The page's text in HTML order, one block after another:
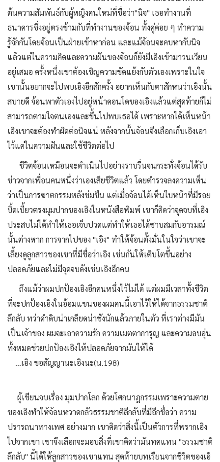
ต้นความสัมพันธ์กับผู้หญิงคนใหม่ที่ชื่อว่า"นิจ" เธอทำงานที่
ธนาคารซึ่งอยู่ตรงข้ามกับที่ทำงานของจ้อน ทั้งคู่ค่อย ๆ ทำความ
รู้จักกันโดยจ้อนเป็นฝ่ายเข้าหาก่อน และแม้จ้อนจะคบหากับนิจ
แล้วแต่ในความคิดและความฝันของจ้อนก็ยังมีเอิงเข้ามาวนเวียน
อยู่เสมอ ครั้งหนึ่งเขาต้องเชิญความขัดแย้งกับตัวเองเพราะในใจ
เขานั้นอยากจะไปพบเอิงอีกสักครั้ง อยากเห็นกับตาสักหนว่าเอิงนั้น
สบายดี จ้อนพาตัวเองไปอยู่หน้าคอนโดของเอิงแล้วแต่สุดท้ายก็ไม่
สามารถตามใจตนเองและขึ้นไปพบเธอได้ เพราะหากได้เห็นหน้า
เอิงเขาจะต้องทำผิดต่อนิจแน่ หลังจากนั้นจ้อนจึงเลือกเก็บเอิงเอา
ไว้แค่ในความฝันและใช้ชีวิตต่อไป
ชีวิตจ้อนเหมือนจะดำเนินไปอย่างราบรื่นจนกระทั่งจ้อนได้รับ
ข่าวจากเพื่อนคนหนึ่งว่าเองเสียชีวิตแล้ว โดยตำรวจลงความเห็น
ว่าเป็นการฆาตกรรมหลังข่มขืน แต่เมื่อจ้อนได้เห็นใบหน้าที่มีรอย
บิ้ดเบี้ยวตรงมุมปากของเอิงในหนังสือพิมพ์ เขาก็คิดว่าจุดจบที่เอิง
ประสบไม่ได้ทำให้เธอเจ็บปวดแต่ทำให้เธอได้ซาบสมกับอารมณ์
นั้นต่างหาก การจากไปของ "เอิง" ทำให้จ้อนตั้งมั่นในใจว่าเขาจะ
เลี้ยงดูลูกสาวของเขาที่มีชื่อว่าเอิง เช่นกันให้เติบโตขึ้นอย่าง
ปลอดภัยและไม่มีจุดจบดังเช่นเอิงอีกคน
ถึงแม้ว่าผมปกป้องเอิงอีกคนหนึ่งไว้ไม่ได้ แต่ผมมีเวลาทั้งชีวิต
ที่จะปกป้องเอิงในอ้อมแขนของผมคนนี้เอาไว้ให้ได้จากธรรมชาติ
ลึกลับ ทว่าดำดิบน่าเกลียดน่าชังนักแล้วภายในตัว ที่เราต่างมีมัน
เป็นเจ้าของ ผมจะเอาความรัก ความเมตตาการุญ และความอบอุ่น
ทั้งหมดช่วยปกป้องเอิงให้ปลอดภัยจากมันให้ได้
...เอิง ขอสัญญานะเอิงนะ(น.198)
ผู้เขียนจบเรื่อง มุมปากโลก ด้วยโศกนาฎกรรมเพราะความตาย
ของเอิงทำให้จ้อนหวาดกลัวธรรมชาติลึกลับที่มีอีกชื่อว่า ความ
ปรารถนาทางเพศ อย่างมาก เขาคิดว่าสิ่งนี้เป็นตัวการที่พรากเอิง
ไปจากเขา เขาจึงเลือกจะมอบสิ่งที่เขาคิดว่ามันทคแทน "ธรรมชาติ
ลึกลับ" นี้ได้ให้ลูกสาวของเขาแทน สุดท้ายบทเรืยนจากชีวิตของเอิ